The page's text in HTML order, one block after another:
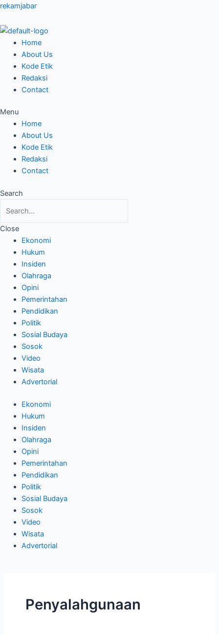
Skip
content
rekamjabar
Home
About Us
Kode Etik
Redaksi
Contact
Menu
Home
About Us
Kode Etik
Redaksi
Contact
Search
Close
Ekonomi
Hukum
Insiden
Olahraga
Opini
Pemerintahan
Pendidikan
Politik
Sosial Budaya
Sosok
Video
Wisata
Advertorial
Ekonomi
Hukum
Insiden
Olahraga
Opini
Pemerintahan
Pendidikan
Politik
Sosial Budaya
Sosok
Video
Wisata
Advertorial
Penyalahgunaan